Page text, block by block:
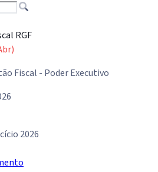
RGF
Fiscal - Poder Executivo
2026